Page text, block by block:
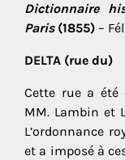
Dictionnaire
Paris(1855) –
DELTA (rue du)
Cette rue a été
MM. Lambin et
L’ordonnance
et a imposé à